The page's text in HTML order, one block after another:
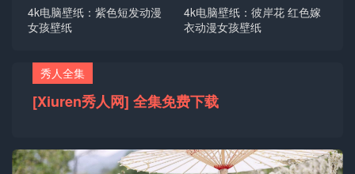
4k电脑壁纸：紫色短发动漫
女孩壁纸
4k电脑壁纸：彼岸花 红色嫁
衣动漫女孩壁纸
秀人全集
[Xiuren秀人网] 全集免费下载